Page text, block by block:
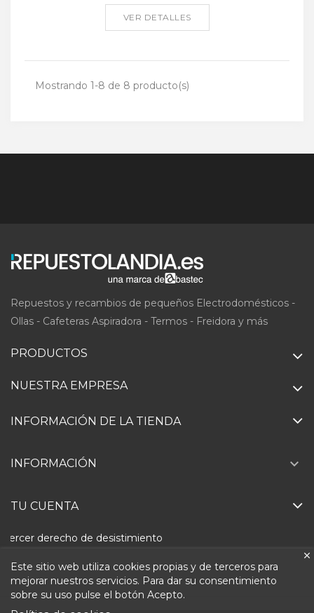
VER DETALLES
Mostrando 1-8 de 8 producto(s)
Repuestos y recambios de pequeños Electrodomésticos -
Ollas - Cafeteras Aspiradora - Termos - Freidora y más
PRODUCTOS
NUESTRA EMPRESA
INFORMACIÓN DE LA TIENDA
Este sitio web utiliza cookies propias y de terceros para
mejorar nuestros servicios. Para dar su consentimiento
sobre su uso pulse el botón Acepto.
INFORMACIÓN 
TU CUENTA
Ejercer derecho de desistimiento